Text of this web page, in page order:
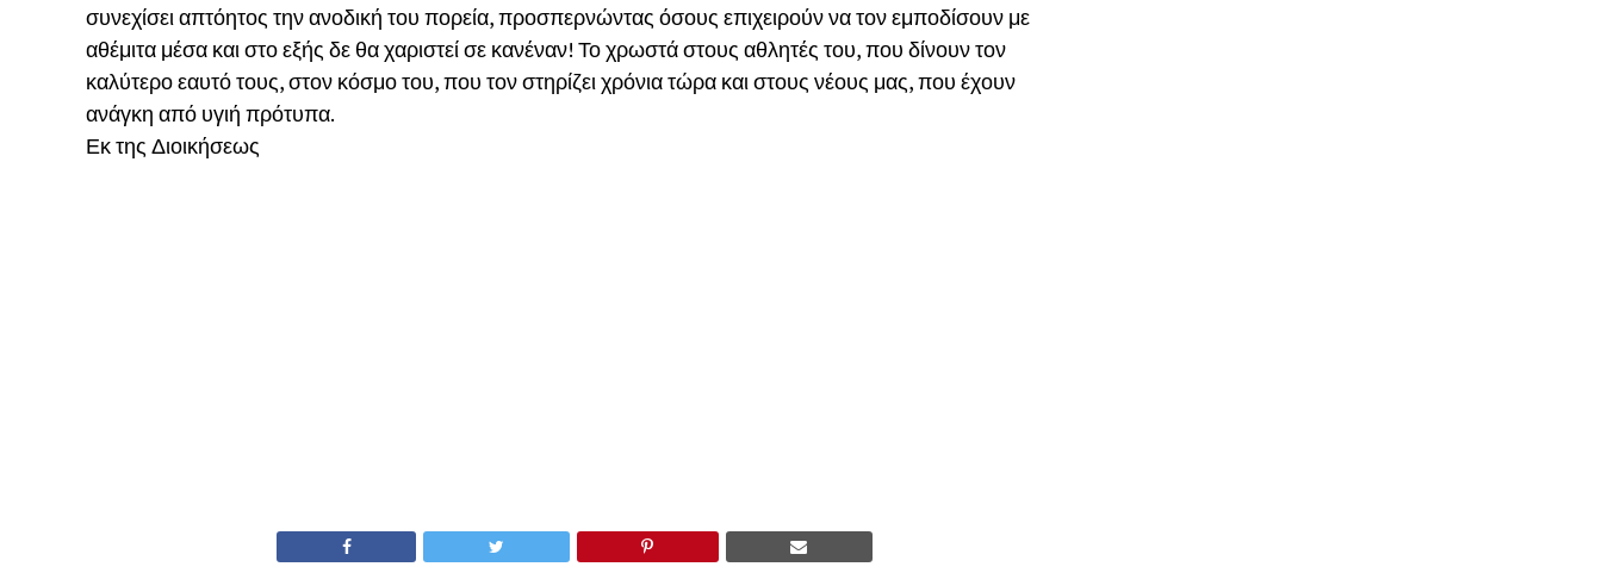
συνεχίσει απτόητος την ανοδική του πορεία, προσπερνώντας όσους επιχειρούν να τον εμποδίσουν με
αθέμιτα μέσα και στο εξής δε θα χαριστεί σε κανέναν! Το χρωστά στους αθλητές του, που δίνουν τον
καλύτερο εαυτό τους, στον κόσμο του, που τον στηρίζει χρόνια τώρα και στους νέους μας, που έχουν
ανάγκη από υγιή πρότυπα.
Εκ της Διοικήσεως